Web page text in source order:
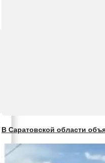
В Саратовской области